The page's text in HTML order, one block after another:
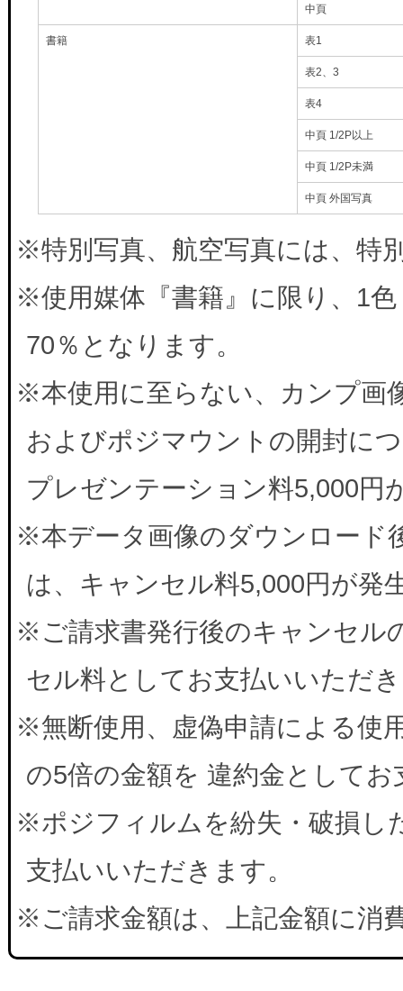
中頁
書籍 表1
表2、3
表4
中頁 1/2P以上
中頁 1/2P未満
中頁 外国写真
※特別写真、航空写真には、特
※使用媒体『書籍』に限り、1
70％となります。
※本使用に至らない、カンプ画
およびポジマウントの開封に
プレゼンテーション料5,000円
※本データ画像のダウンロード
は、キャンセル料5,000円が発
※ご請求書発行後のキャンセル
セル料としてお支払いいただ
※無断使用、虚偽申請による使
の5倍の金額を 違約金として
※ポジフィルムを紛失・破損し
支払いいただきます。
※ご請求金額は、上記金額に消